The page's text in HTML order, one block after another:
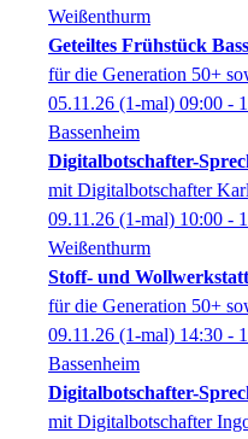
Weißenthurm
Geteiltes Frühstück
für die Generation 50+
05.11.26 (1-mal) 09:00 -
Bassenheim
Digitalbotschafter-
mit Digitalbotschafter
09.11.26 (1-mal) 10:00 -
Weißenthurm
Stoff- und
für die Generation 50+
09.11.26 (1-mal) 14:30 -
Bassenheim
Digitalbotschafter-
mit Digitalbotschafter